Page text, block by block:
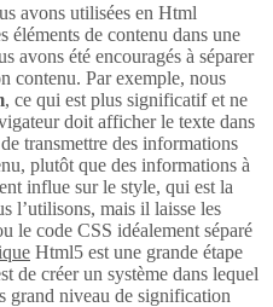
avons utilisées en Html
éléments de contenu dans une
avons été encouragés à séparer
contenu. Par exemple, nous
, ce qui est plus significatif et ne
doit afficher le texte dans
transmettre des informations
plutôt que des informations à
influe sur le style, qui est la
l’utilisons, mais il laisse les
le code CSS idéalement séparé
Html5 est une grande étape
de créer un système dans lequel
grand niveau de signification